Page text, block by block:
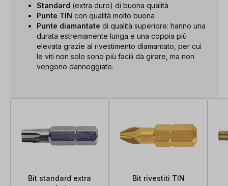
Standard (extra duro) di buona qualità
Punte TIN con qualità molto buona
Punte diamantate di qualità superiore: hanno una
durata estremamente lunga e una coppia più
elevata grazie al rivestimento diamantato, per cui
le viti non solo sono più facili da girare, ma non
vengono danneggiate.
Bit standard extra
Bit rivestiti TIN